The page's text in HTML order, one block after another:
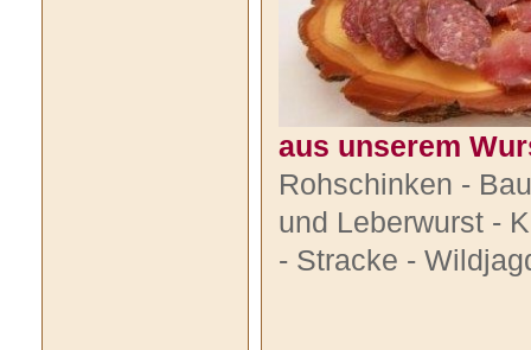
aus unserem
Rohschinken -
und Leberwurst -
- Stracke -